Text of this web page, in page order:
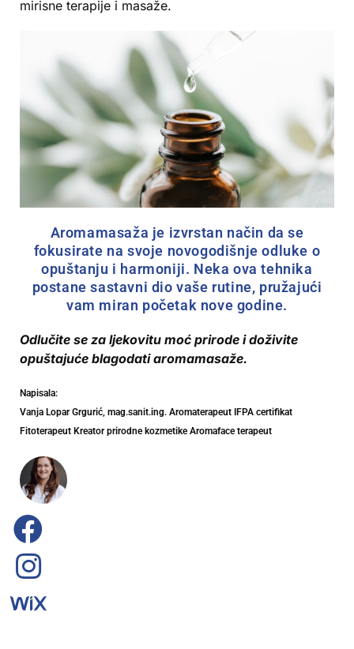
mirisne terapije i masaže.
Aromamasaža je izvrstan način da se
fokusirate na svoje novogodišnje odluke o
opuštanju i harmoniji. Neka ova tehnika
postane sastavni dio vaše rutine, pružajući
vam miran početak nove godine.
Odlučite se za ljekovitu moć prirode i doživite
opuštajuće blagodati aromamasaže.
Napisala:
Vanja Lopar Grgurić, mag.sanit.ing. Aromaterapeut IFPA certifikat
Fitoterapeut Kreator prirodne kozmetike Aromaface terapeut